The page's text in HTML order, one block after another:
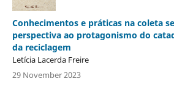
Conhecimentos e práticas na coleta
perspectiva ao protagonismo do
da reciclagem
Letícia Lacerda Freire
29 November 2023